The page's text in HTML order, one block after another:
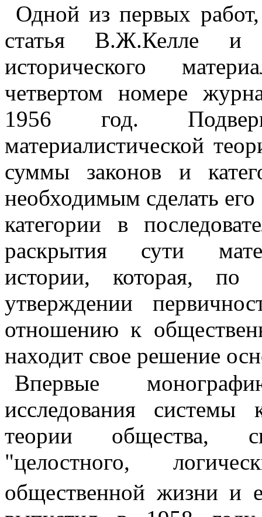
Одной из первых
статья В.Ж.Келле и
исторического
четвертом номере
1956 год.
материалистической
суммы законов и
необходимым сделать его
категории в
раскрытия сути
истории, которая,
утверждении
отношению к
находит свое решение
Впервые
исследования си­стемы
теории общества,
"целостного,
общественной жизни и